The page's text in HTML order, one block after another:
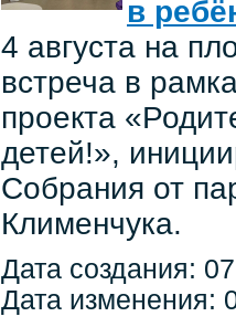
в
4 августа на
встреча в
проекта
детей!»,
Собрания от
Клименчука.
Дата создания:
Дата изменения: